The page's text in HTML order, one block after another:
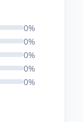
0%
0%
0%
0%
0%